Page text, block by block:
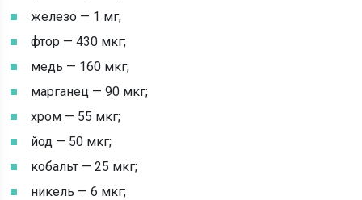
железо — 1 мг;
фтор — 430 мкг;
медь — 160 мкг;
марганец — 90 мкг;
хром — 55 мкг;
йод — 50 мкг;
кобальт — 25 мкг;
никель — 6 мкг;